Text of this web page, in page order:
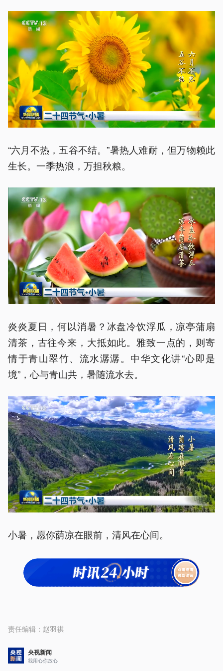
“六月不热，五谷不结。”暑热人难耐，但万物赖此
生长。一季热浪，万担秋粮。
炎炎夏日，何以消暑？冰盘冷饮浮瓜，凉亭蒲扇
清茶，古往今来，大抵如此。雅致一点的，则寄
情于青山翠竹、流水潺潺。中华文化讲“心即是
境”，心与青山共，暑随流水去。
小暑，愿你荫凉在眼前，清风在心间。
责任编辑： 赵羽祺
央视新闻
我用心你放心